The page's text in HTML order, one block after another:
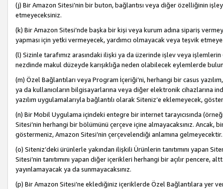
(j) Bir Amazon Sitesi’nin bir buton, bağlantısı veya diğer özelliğinin
etmeyeceksiniz.
(k) Bir Amazon Sitesi’nde başka bir kişi veya kurum adına sipariş
yapması için yetki vermeyecek, yardımcı olmayacak veya teşvik
(l) Sizinle tarafımız arasındaki ilişki ya da üzerinde işlev veya
nezdinde makul düzeyde karışıklığa neden olabilecek eylemlerde
(m) Özel Bağlantıları veya Program İçeriği’ni, herhangi bir casus
ya da kullanıcıların bilgisayarlarına veya diğer elektronik
yazılım uygulamalarıyla bağlantılı olarak Siteniz’e eklemeyecek,
(n) Bir Mobil Uygulama içindeki entegre bir internet tarayıcısında
Sitesi’nin herhangi bir bölümünü çerçeve içine almayacaksınız. Ancak,
göstermeniz, Amazon Sitesi’nin çerçevelendiği anlamına gelmeyecektir.
(o) Siteniz’deki ürünlerle yakından ilişkili Ürünlerin tanıtımını yapan
Sitesi’nin tanıtımını yapan diğer içerikleri herhangi bir açılır pencere,
yayınlamayacak ya da sunmayacaksınız.
(p) Bir Amazon Sitesi’ne eklediğiniz içeriklerde Özel Bağlantılara yer